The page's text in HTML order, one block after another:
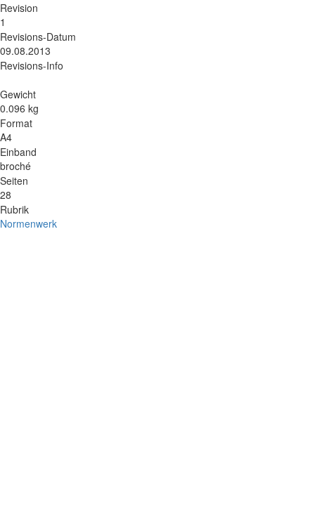
Revision
1
Revisions-Datum
09.08.2013
Revisions-Info
Gewicht
0.096 kg
Format
A4
Einband
broché
Seiten
28
Rubrik
Normenwerk